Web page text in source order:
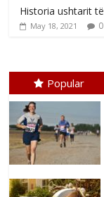
Historia ushtarit
May 18, 2021 0
Popular